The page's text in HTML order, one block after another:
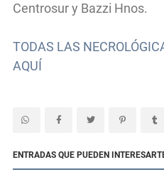
Centrosur y Bazzi Hnos.
TODAS LAS
AQUÍ
ENTRADAS QUE PUEDEN